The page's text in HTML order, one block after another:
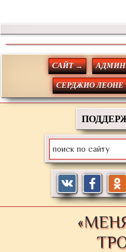
САЙТ →
СЕРДЖИО ЛЕОНЕ